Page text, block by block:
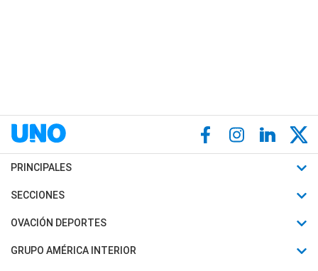
PRINCIPALES
Últimas Noticias
Política
SECCIONES
Horóscopo
Motores
OVACIÓN DEPORTES
Fútbol
GRUPO AMÉRICA INTERIOR